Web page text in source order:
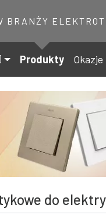
BRANŻY
Produkty Okazje
do